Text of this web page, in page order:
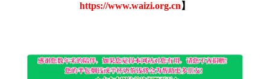
https://www.waizi.org.cn 】